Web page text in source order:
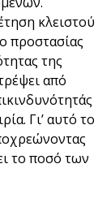
κλειστού
προστασίας
της
από
Γι’ αυτό το
το ποσό των